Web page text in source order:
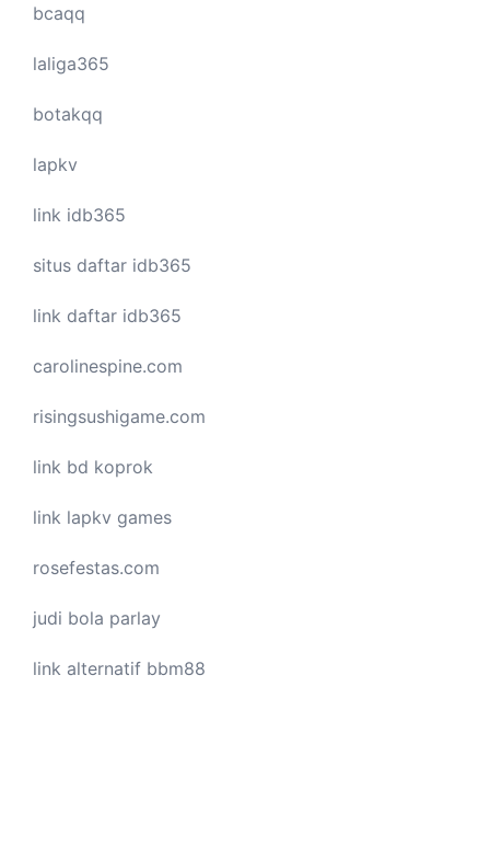
bcaqq
laliga365
botakqq
lapkv
link idb365
situs daftar idb365
link daftar idb365
carolinespine.com
risingsushigame.com
link bd koprok
link lapkv games
rosefestas.com
judi bola parlay
link alternatif bbm88